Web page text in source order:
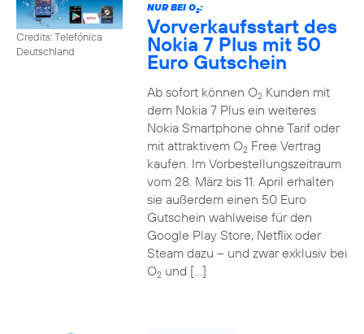
Credits: Telefónica
Deutschland
NUR BEI O2:
Vorverkaufsstart des
Nokia 7 Plus mit 50
Euro Gutschein
Ab sofort können O2Kunden mit
dem Nokia 7 Plus ein weiteres
Nokia Smartphone ohne Tarif oder
mit attraktivem O2Free Vertrag
kaufen. Im Vorbestellungszeitraum
vom 28. März bis 11. April erhalten
sie außerdem einen 50 Euro
Gutschein wahlweise für den
Google Play Store, Netflix oder
Steam dazu – und zwar exklusiv bei
O2und […]